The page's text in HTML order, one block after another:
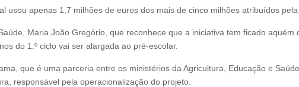
usou apenas 1,7 milhões de euros dos mais de cinco milhões atribuídos pela
Maria João Gregório, que reconhece que a iniciativa tem ficado aquém
do 1.º ciclo vai ser alargada ao pré-escolar.
que é uma parceria entre os ministérios da Agricultura, Educação e
responsável pela operacionalização do projeto.